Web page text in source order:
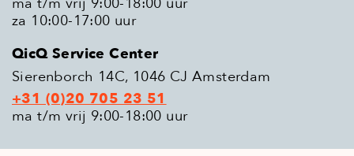
za 10:00-17:00 uur
QicQ Service Center
Sierenborch 14C, 1046 CJ Amsterdam
+31 (0)20 705 23 51
ma t/m vrij 9:00-18:00 uur